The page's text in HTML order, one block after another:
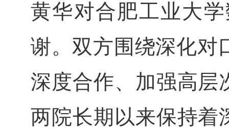
黄华对合肥工业大
谢。双方围绕深化对
深度合作、加强高层
两院长期以来保持着